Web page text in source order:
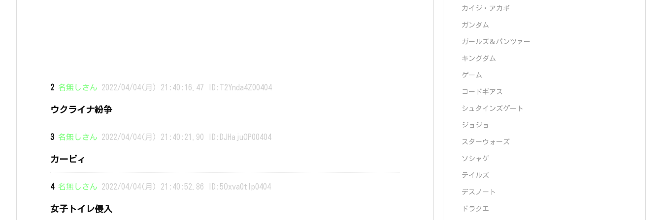
2 名無しさん 2022/04/04(月) 21:40:16.47 ID:T2Ynda4Z00404
ウクライナ紛争
3 名無しさん 2022/04/04(月) 21:40:21.90 ID:DJHajuOP00404
カービィ
4 名無しさん 2022/04/04(月) 21:40:52.86 ID:5Oxva0tlp0404
女子トイレ侵入
カイジ・アカギ
ガンダム
ガールズ＆パンツァー
キングダム
ゲーム
コードギアス
シュタインズゲート
ジョジョ
スターウォーズ
ソシャゲ
テイルズ
デスノート
ドラクエ